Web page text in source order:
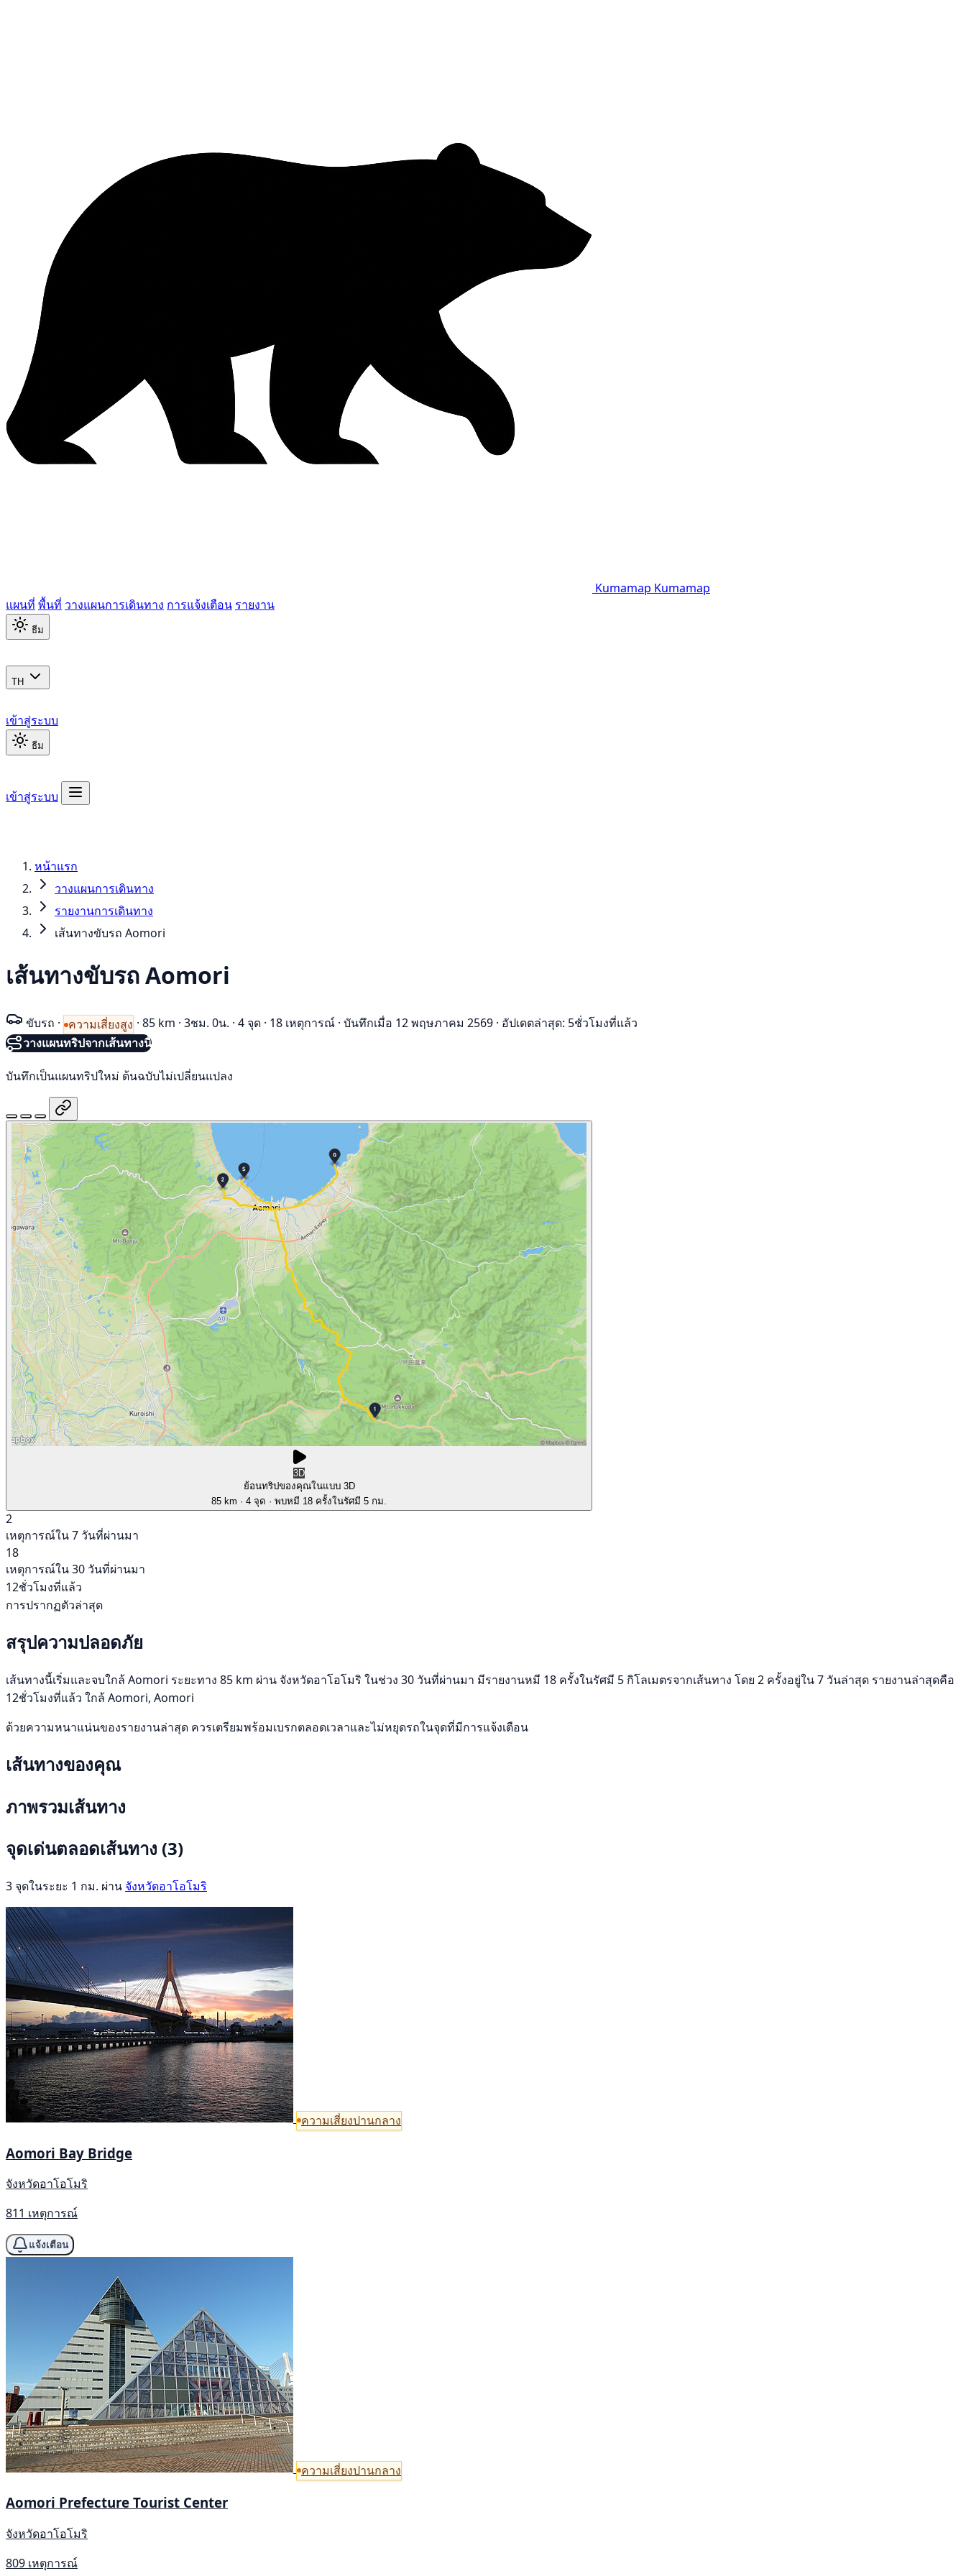
Kumamap Kumamap
แผนที่ พื้นที่ วางแผนการเดินทาง การแจ้งเตือน รายงาน
ธีม
TH
เข้าสู่ระบบ
ธีม
เข้าสู่ระบบ
หน้าแรก
วางแผนการเดินทาง
รายงานการเดินทาง
เส้นทางขับรถ Aomori
เส้นทางขับรถ Aomori
ขับรถ · ความเสี่ยงสูง · 85 km · 3ชม. 0น. · 4 จุด · 18 เหตุการณ์ · บันทึกเมื่อ 12 พฤษภาคม 2569 · อัปเดตล่าสุด: 5ชั่วโมงที่แล้ว
วางแผนทริปจากเส้นทางนี้
บันทึกเป็นแผนทริปใหม่ ต้นฉบับไม่เปลี่ยนแปลง
3D
ย้อนทริปของคุณในแบบ 3D
85 km · 4 จุด · พบหมี 18 ครั้งในรัศมี 5 กม.
2
เหตุการณ์ใน 7 วันที่ผ่านมา
18
เหตุการณ์ใน 30 วันที่ผ่านมา
12ชั่วโมงที่แล้ว
การปรากฏตัวล่าสุด
สรุปความปลอดภัย
เส้นทางนี้เริ่มและจบใกล้ Aomori ระยะทาง 85 km ผ่าน จังหวัดอาโอโมริ ในช่วง 30 วันที่ผ่านมา มีรายงานหมี 18 ครั้งในรัศมี 5 กิโลเมตรจากเส้นทาง โดย 2 ครั้งอยู่ใน 7 วันล่าสุด รายงานล่าสุดคือ
12ชั่วโมงที่แล้ว ใกล้ Aomori, Aomori
ด้วยความหนาแน่นของรายงานล่าสุด ควรเตรียมพร้อมเบรกตลอดเวลาและไม่หยุดรถในจุดที่มีการแจ้งเตือน
เส้นทางของคุณ
ภาพรวมเส้นทาง
จุดเด่นตลอดเส้นทาง (3)
3 จุดในระยะ 1 กม. ผ่าน จังหวัดอาโอโมริ
ความเสี่ยงปานกลาง
Aomori Bay Bridge
จังหวัดอาโอโมริ
811 เหตุการณ์
แจ้งเตือน
ความเสี่ยงปานกลาง
Aomori Prefecture Tourist Center
จังหวัดอาโอโมริ
809 เหตุการณ์